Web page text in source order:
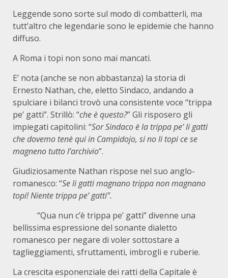
Leggende sono sorte sul modo di combatterli, ma
tutt’altro che legendarie sono le epidemie che hanno
diffuso.
A Roma i topi non sono mai mancati.
E’ nota (anche se non abbastanza) la storia di
Ernesto Nathan, che, eletto Sindaco, andando a
spulciare i bilanci trovò una consistente voce “trippa
pe’ gatti”. Strillò: “che è questo?” Gli risposero gli
impiegati capitolini: “Sor Sindaco è la trippa pe’ li gatti
che dovemo tenè qui in Campidojo, si no li topi ce se
magneno tutto l’archivio”.
Giudiziosamente Nathan rispose nel suo anglo-
romanesco: “Se li gatti magnano trippa non magnano
topi! Niente trippa pe’ gatti”.
“Qua nun c’è trippa pe’ gatti” divenne una
bellissima espressione del sonante dialetto
romanesco per negare di voler sottostare a
taglieggiamenti, sfruttamenti, imbrogli e ruberie.
La crescita esponenziale dei ratti della Capitale è